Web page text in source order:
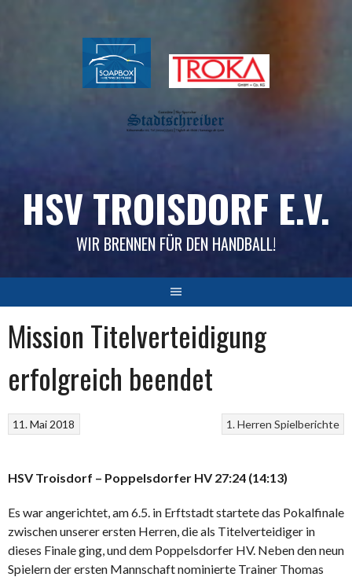
HSV TROISDORF E.V.
WIR BRENNEN FÜR DEN HANDBALL!
Mission Titelverteidigung
erfolgreich beendet
1. Herren Spielberichte
11. Mai 2018
HSV Troisdorf – Poppelsdorfer HV 27:24 (14:13)
Es war angerichtet, am 6.5. in Erftstadt startete das Pokalfinale
zwischen unserer ersten Herren, die als Titelverteidiger in
dieses Finale ging, und dem Poppelsdorfer HV. Neben den neun
Spielern der ersten Mannschaft nominierte Trainer Thomas